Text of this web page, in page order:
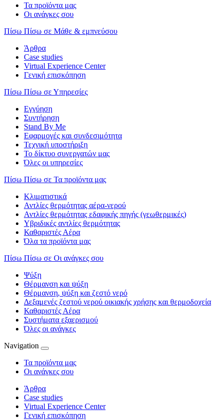
Τα προϊόντα μας
Οι ανάγκες σου
Πίσω Πίσω σε Μάθε & εμπνεύσου
Άρθρα
Case studies
Virtual Experience Center
Γενική επισκόπηση
Πίσω Πίσω σε Υπηρεσίες
Εγγύηση
Συντήρηση
Stand By Me
Εφαρμογές και συνδεσιμότητα
Τεχνική υποστήριξη
Το δίκτυο συνεργατών μας
Όλες οι υπηρεσίες
Πίσω Πίσω σε Τα προϊόντα μας
Κλιματιστικά
Αντλίες θερμότητας αέρα-νερού
Αντλίες θερμότητας εδαφικής πηγής (γεωθερμικές)
Υβριδικές αντλίες θερμότητας
Καθαριστές Αέρα
Όλα τα προϊόντα μας
Πίσω Πίσω σε Οι ανάγκες σου
Ψύξη
Θέρμανση και ψύξη
Θέρμανση, ψύξη και ζεστό νερό
Δεξαμενές ζεστού νερού οικιακής χρήσης και θερμοδοχεία
Καθαριστές Αέρα
Συστήματα εξαερισμού
Όλες οι ανάγκες
Navigation
Τα προϊόντα μας
Οι ανάγκες σου
Άρθρα
Case studies
Virtual Experience Center
Γενική επισκόπηση